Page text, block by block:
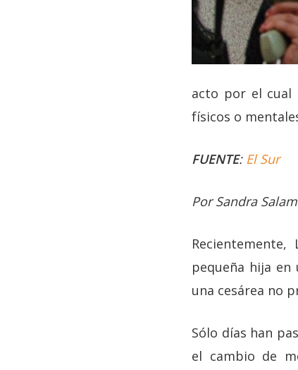
acto por el cual
físicos o
FUENTE: El Sur
Por Sandra
pequeña hija
una cesárea no
Sólo días han
el cambio de